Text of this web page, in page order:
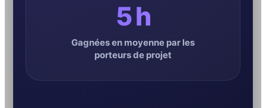
5 h
Gagnées en moyenne par les
porteurs de projet